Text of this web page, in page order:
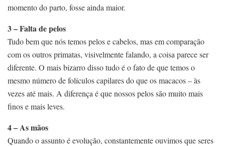
momento do parto, fosse ainda maior.
3 – Falta de pelos
Tudo bem que nós temos pelos e cabelos, mas em comparação
com os outros primatas, visivelmente falando, a coisa parece ser
diferente. O mais bizarro disso tudo é o fato de que temos o
mesmo número de folículos capilares do que os macacos – às
vezes até mais. A diferença é que nossos pelos são muito mais
finos e mais leves.
4 – As mãos
Quando o assunto é evolução, constantemente ouvimos que seres